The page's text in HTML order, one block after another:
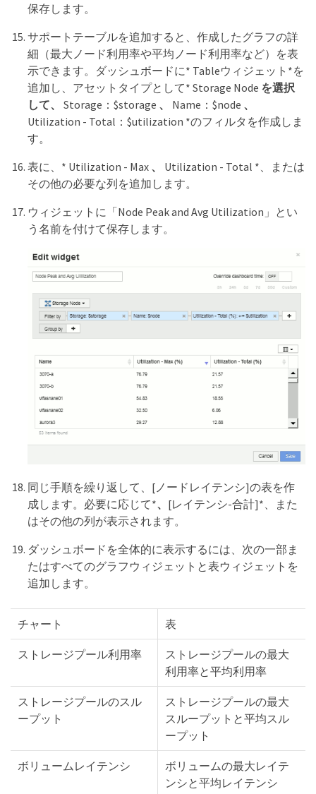
保存します。
サポートテーブルを追加すると、作成したグラフの詳
細（最大ノード利用率や平均ノード利用率など）を表
示できます。ダッシュボードに* Tableウィジェット*を
追加し、アセットタイプとして* Storage Node を選択
して、
Storage：$storage 、 Name：$node 、
Utilization - Total：$utilization *のフィルタを作成しま
す。
表に、* Utilization - Max 、
Utilization - Total *、または
その他の必要な列を追加します。
ウィジェットに「Node Peak and Avg Utilization」とい
う名前を付けて保存します。
同じ手順を繰り返して、[ノードレイテンシ]の表を作
成します。必要に応じて*、 [レイテンシ-合計]*、また
はその他の列が表示されます。
ダッシュボードを全体的に表示するには、次の一部ま
たはすべてのグラフウィジェットと表ウィジェットを
追加します。
チャート 表
ストレージプール利用率
ストレージプールの最大
利用率と平均利用率
ストレージプールのスル
ープット
ストレージプールの最大
スループットと平均スル
ープット
ボリュームレイテンシ
ボリュームの最大レイテ
ンシと平均レイテンシ